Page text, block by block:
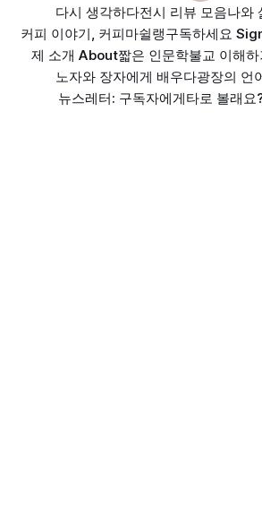
다시 생각하다전시 리뷰 모음나와
커피 이야기, 커피마쉴랭구독하세요
제 소개 About짧은 인문학불교 이해하
노자와 장자에게 배우다광장의 언
뉴스레터: 구독자에게타로 볼래요